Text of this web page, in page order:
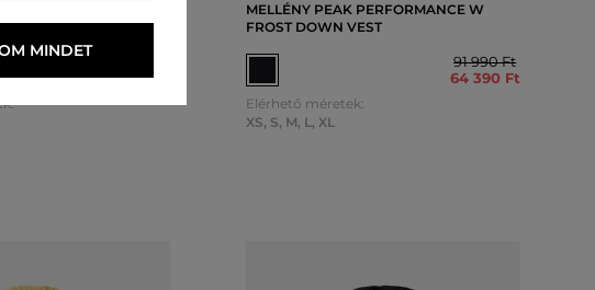
VEST
97 290 Ft
MELLÉNY PEAK PERFORMANCE W
FROST DOWN VEST
91 990 Ft
64 390 Ft
Elérhető méretek:
XS, S, M, L, XL
MINDET